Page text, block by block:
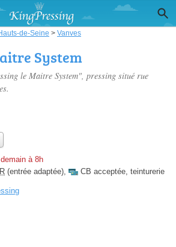
de-Seine > Vanves
System
le Maitre System", pressing situé rue
à 8h
(entrée adaptée), CB acceptée, teinturerie